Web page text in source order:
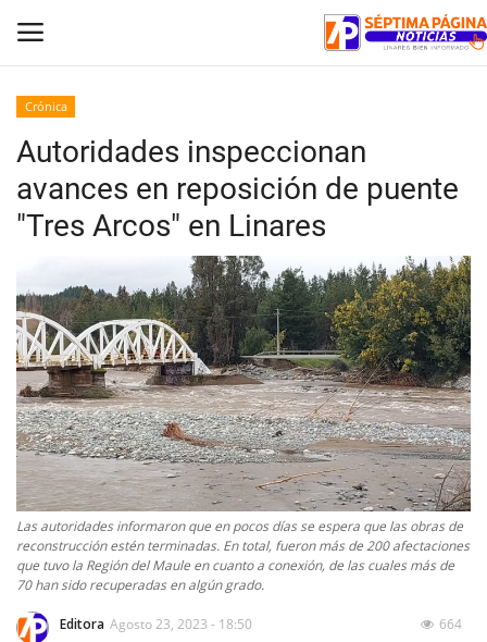
Inicio
Crónica
Tribunales
Deporte
Política
Espectáculos
Crónica
Autoridades inspeccionan
avances en reposición de puente
"Tres Arcos" en Linares
Las autoridades informaron que en pocos días se espera que las obras de
reconstrucción estén terminadas. En total, fueron más de 200 afectaciones
que tuvo la Región del Maule en cuanto a conexión, de las cuales más de
70 han sido recuperadas en algún grado.
Editora Agosto 23, 2023 - 18:50
664